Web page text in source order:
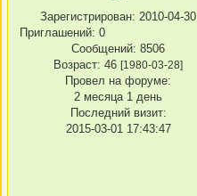
Зарегистрирован: 2010-04-30
Приглашений: 0
Сообщений: 8506
Возраст: 46 [1980-03-28]
Провел на форуме:
2 месяца 1 день
Последний визит:
2015-03-01 17:43:47